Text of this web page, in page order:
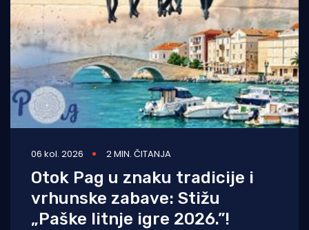
06 kol. 2026 2 MIN. ČITANJA
Otok Pag u znaku tradicije i
vrhunske zabave: Stižu
„Paške litnje igre 2026.”!